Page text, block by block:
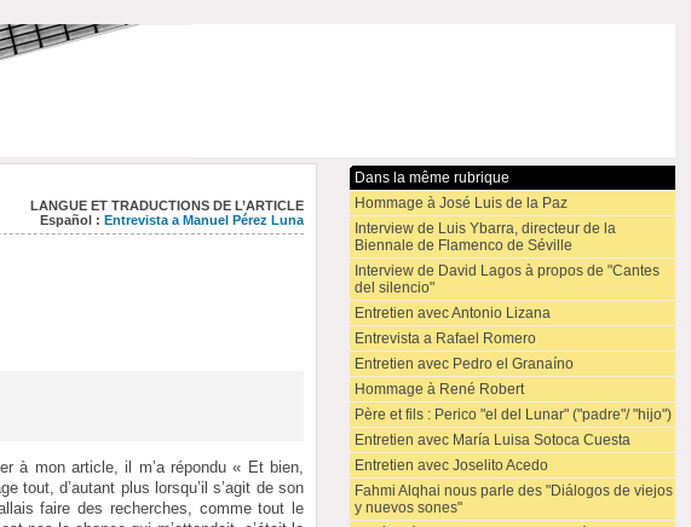
LANGUE ET TRADUCTIONS DE L’ARTICLE
Español : Entrevista a Manuel Pérez Luna
à mon article, il m’a répondu « Et bien,
tout, d’autant plus lorsqu’il s’agit de son
faire des recherches, comme tout le
Dans la même rubrique
Hommage à José Luis de la Paz
Interview de Luis Ybarra, directeur de la
Biennale de Flamenco de Séville
Interview de David Lagos à propos de "Cantes
del silencio"
Entretien avec Antonio Lizana
Entrevista a Rafael Romero
Entretien avec Pedro el Granaíno
Hommage à René Robert
Père et fils : Perico "el del Lunar" ("padre"/ "hijo")
Entretien avec María Luisa Sotoca Cuesta
Entretien avec Joselito Acedo
Fahmi Alqhai nous parle des "Diálogos de viejos
y nuevos sones"